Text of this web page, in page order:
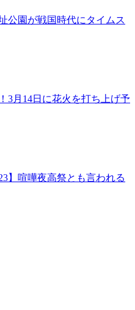
公園が戦国時代にタイムス
3月14日に花火を打ち上げ予
】喧嘩夜高祭とも言われる